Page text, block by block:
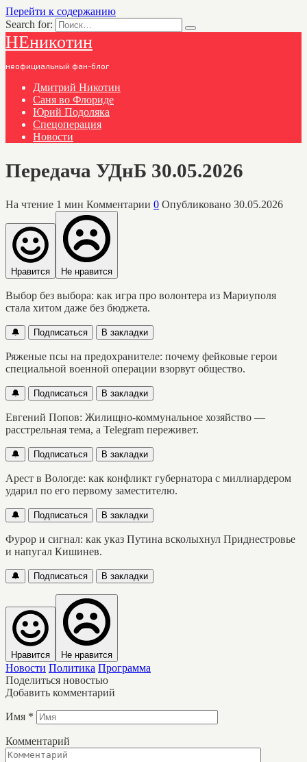
Перейти к содержанию
Search for:
НЕникотин
неофициальный фан-блог
Дмитрий Никотин
Саня во Флориде
Юрий Подоляка
Спецоперация
Новости
Передача УДнБ 30.05.2026
На чтение 1 мин Комментарии 0 Опубликовано 30.05.2026
Нравится Не нравится
Выбор без выбора: как игра про волонтера из Мариуполя
стала хитом даже без бюджета.
🔔 Подписаться В закладки
Ряженые псы на предохранителе: почему фейковые герои
специальной военной операции взорвут общество.
🔔 Подписаться В закладки
Евгений Попов: Жилищно-коммунальное хозяйство —
расстрельная тема, а Telegram переживет.
🔔 Подписаться В закладки
Арест в Вологде: как конфликт губернатора с миллиардером
ударил по его первому заместителю.
🔔 Подписаться В закладки
Фурор и сигнал: как указ Путина всколыхнул Приднестровье
и напугал Кишинев.
🔔 Подписаться В закладки
Нравится Не нравится
Новости Политика Программа
Поделиться новостью
Добавить комментарий
Имя *
Комментарий